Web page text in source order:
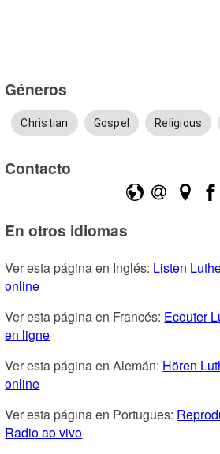
Géneros
Christian Gospel Religious
Contacto
En otros idiomas
Ver esta página en Inglés: Listen
online
Ver esta página en Francés: Ecouter
en ligne
Ver esta página en Alemán: Hören
online
Ver esta página en Portugues:
Radio ao vivo